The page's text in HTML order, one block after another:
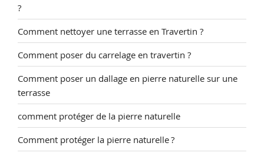
?
Comment nettoyer une terrasse en Travertin ?
Comment poser du carrelage en travertin ?
Comment poser un dallage en pierre naturelle sur une
terrasse
comment protéger de la pierre naturelle
Comment protéger la pierre naturelle ?